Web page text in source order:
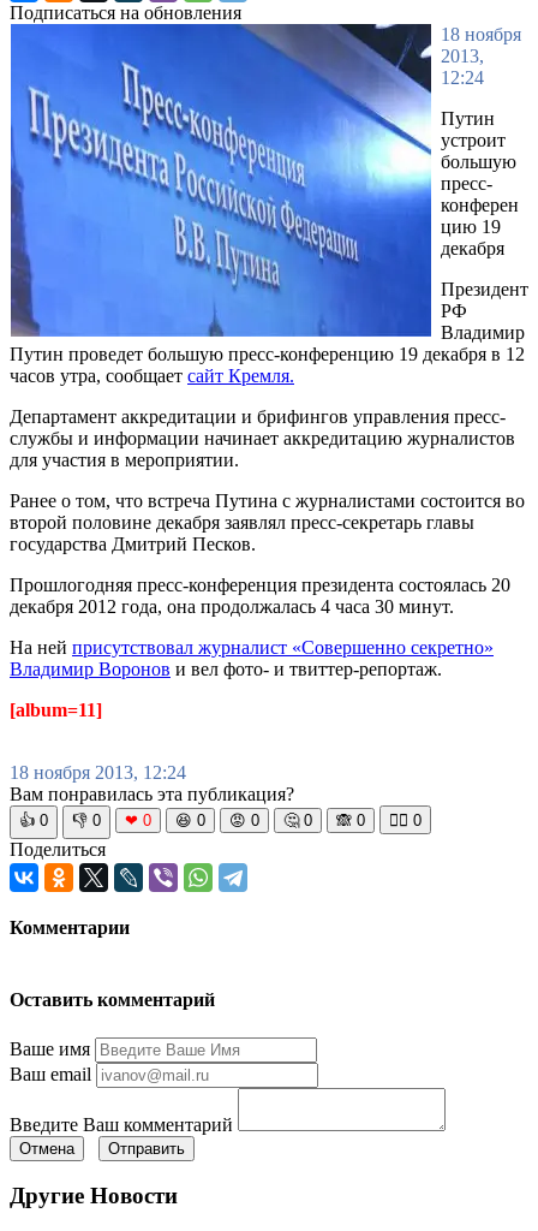
Подписаться на обновления
18 ноября
2013,
12:24
Путин
устроит
большую
пресс-
конферен
цию 19
декабря
Президент
РФ
Владимир
Путин проведет большую пресс-конференцию 19 декабря в 12
часов утра, сообщает сайт Кремля.
Департамент аккредитации и брифингов управления пресс-
службы и информации начинает аккредитацию журналистов
для участия в мероприятии.
Ранее о том, что встреча Путина с журналистами состоится во
второй половине декабря заявлял пресс-секретарь главы
государства Дмитрий Песков.
Прошлогодняя пресс-конференция президента состоялась 20
декабря 2012 года, она продолжалась 4 часа 30 минут.
На ней присутствовал журналист «Совершенно секретно»
Владимир Воронов и вел фото- и твиттер-репортаж.
[album=11]
18 ноября 2013, 12:24
Вам понравилась эта публикация?
👍 0 👎 0 ❤ 0 😆 0 😡 0 🤔 0 🙈 0 🧘‍♀️ 0
Поделиться
Комментарии
Оставить комментарий
Ваше имя
Ваш email
Введите Ваш комментарий
Отмена Отправить
Другие Новости